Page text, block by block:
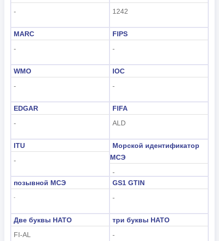
-
1242
MARC
-
FIPS
-
WMO
-
IOC
-
EDGAR
-
FIFA
ALD
ITU
-
Морской идентификатор
МСЭ
-
позывной МСЭ
-
GS1 GTIN
-
Две буквы НАТО
FI-AL
три буквы НАТО
-